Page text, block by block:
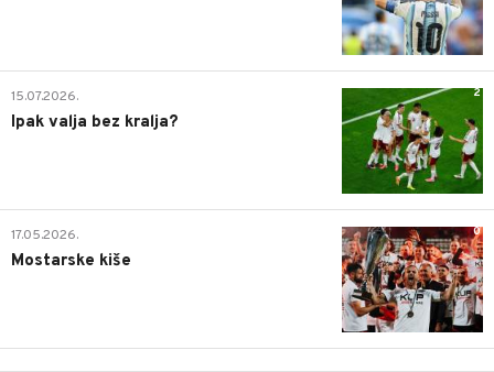
2
15.07.2026.
Ipak valja bez kralja?
0
17.05.2026.
Mostarske kiše